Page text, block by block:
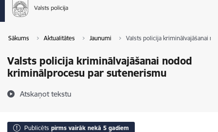
Sākums Aktualitātes Jaunumi Valsts policija kriminālvajāšanai
Valsts policija kriminālvajāšanai nodod
kriminālprocesu par sutenerismu
Atskaņot tekstu
Publicēts pirms vairāk nekā 5 gadiem